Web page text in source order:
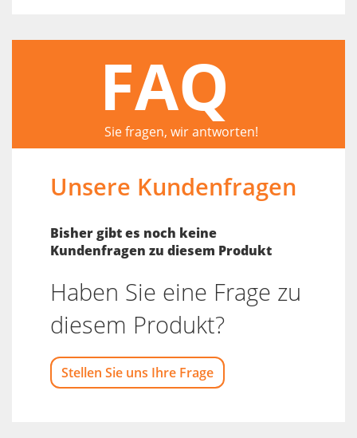
FAQ
Sie fragen, wir antworten!
Unsere Kundenfragen
Bisher gibt es noch keine
Kundenfragen zu diesem Produkt
Haben Sie eine Frage zu
diesem Produkt?
Stellen Sie uns Ihre Frage